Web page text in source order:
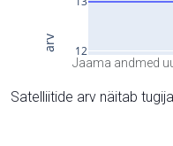
Jaama andmed
Satelliitide arv näitab